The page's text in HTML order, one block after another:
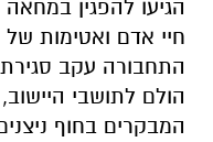
הגיעו להפגין במחאה
חיי אדם ואטימות
התחבורה עקב
הולם לתושבי היישוב,
המבקרים בחוף